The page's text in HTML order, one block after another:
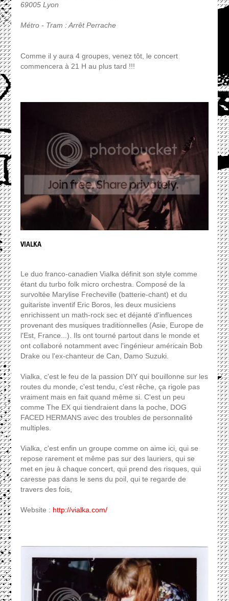
69005 Lyon
Métro - Tram : Arrêt Perrache
Comme il y aura 4 groupes, venez tôt, le concert
commencera à 21 H au plus tard !!!
VIALKA
Le duo franco-canadien Vialka définit son style comme
étant du turbo folk micro orchestra. Composé de la
survoltée Marylise Frecheville (batterie-chant) et du
guitariste inventif Eric Boros, les deux musiciens
enrichissent un math-rock sec et déjanté d'influences
provenant des musiques traditionnelles (Asie, Europe de
l'Est, France...). Ils ont tourné partout dans le monde et
ont collaboré notamment avec l'ingénieur américain Bob
Drake ou l'ex-chanteur de Can, Damo Suzuki.
Vialka, c'est le feu de la passion DIY qui bouillonne sur les
routes du monde, c'est tendu, c'est rêche, ça rigole pas
vraiment mais en fait quand même si. C'est un peu
comme The EX qui tiendraient dans la poche, DOG
FACED HERMANS avec des troubles de personnalité
multiples.
Vialka, c'est enfin un groupe comme on aime ici, qui se
repose rarement et même pas sur des lauriers, qui se
met en jeu à chaque concert, qui prend des risques, qui
caresse pas dans le sens du poil, qui te regarde de
travers des fois,
Website : http://vialka.com/